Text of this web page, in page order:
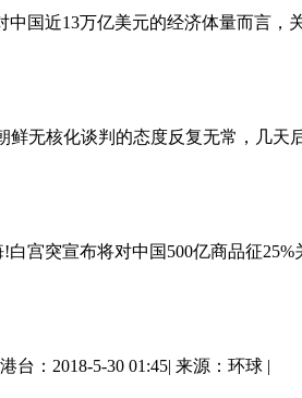
中国近13万亿美元的经济体量而言
鲜无核化谈判的态度反复无常，几
宫突宣布将对中国500亿商品征25%
台：2018-5-30 01:45| 来源：环球